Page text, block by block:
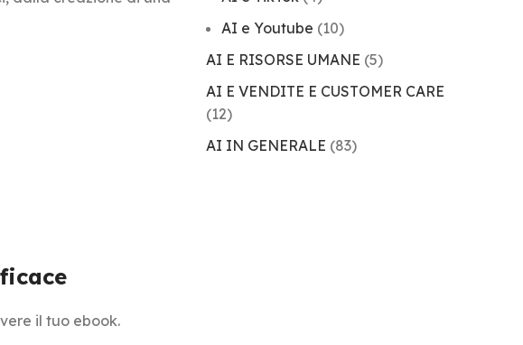
il tuo ebook.
AI e Youtube (10)
AI E RISORSE UMANE (5)
AI E VENDITE E CUSTOMER CARE
(12)
AI IN GENERALE (83)